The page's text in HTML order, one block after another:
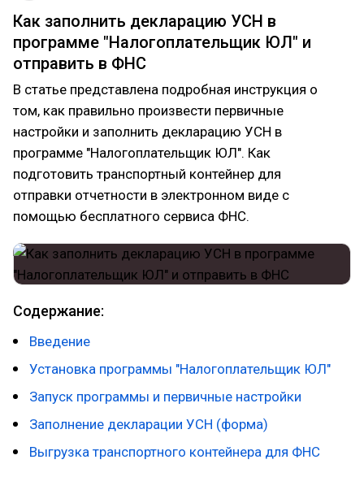
Как заполнить декларацию УСН в
программе "Налогоплательщик ЮЛ" и
отправить в ФНС
В статье представлена подробная инструкция о
том, как правильно произвести первичные
настройки и заполнить декларацию УСН в
программе "Налогоплательщик ЮЛ". Как
подготовить транспортный контейнер для
отправки отчетности в электронном виде с
помощью бесплатного сервиса ФНС.
Содержание:
Введение
Установка программы "Налогоплательщик ЮЛ"
Запуск программы и первичные настройки
Заполнение декларации УСН (форма)
Выгрузка транспортного контейнера для ФНС